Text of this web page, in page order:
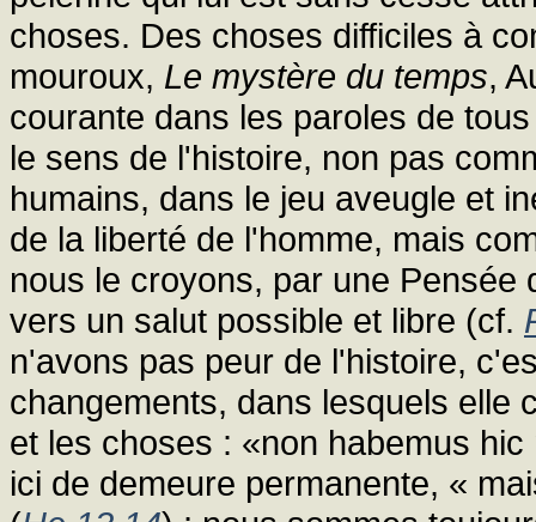
choses. Des choses difficiles à
mouroux, Le mystère du temps,
courante dans les paroles de
le sens de l'histoire, non pas
humains, dans le jeu aveugle et
de la liberté de l'homme, mais
nous le croyons, par une
vers un salut possible et libre (cf.
n'avons pas peur de l'histoire,
changements, dans lesquels elle
et les choses : «non habemus
ici de demeure permanente, «